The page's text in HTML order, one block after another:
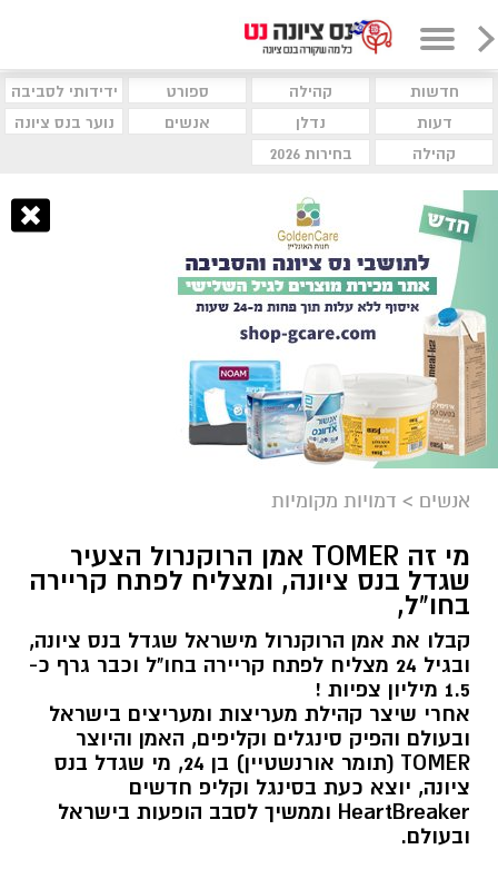
חדשות קהילה ספורט
ידידותי לסביבה
דעות
נדלן אנשים
נוער בנס ציונה
קהילה
בחירות 2026
אנשים > דמויות מקומיות
מי זה TOMER אמן הרוקנרול הצעיר
שגדל בנס ציונה, ומצליח לפתח קריירה
בחו"ל,
קבלו את אמן הרוקנרול מישראל שגדל בנס ציונה,
ובגיל 24 מצליח לפתח קריירה בחו"ל וכבר גרף כ-
1.5 מיליון צפיות !
אחרי שיצר קהילת מעריצות ומעריצים בישראל
ובעולם והפיק סינגלים וקליפים, האמן והיוצר
TOMER (תומר אורנשטיין) בן 24, מי שגדל בנס
ציונה, יוצא כעת בסינגל וקליפ חדשים
HeartBreaker וממשיך לסבב הופעות בישראל
ובעולם.